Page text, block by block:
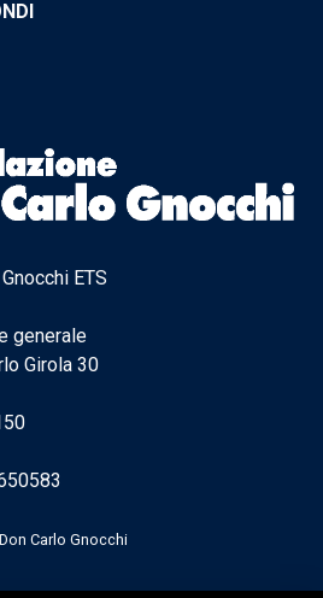
ETS
generale
Girola 30
Carlo Gnocchi